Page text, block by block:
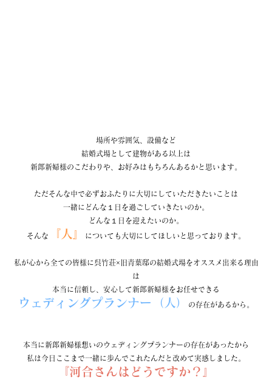
場所や雰囲気、設備など
結婚式場として建物がある以上は
新郎新婦様のこだわりや、お好みはもちろんあるかと思います。
ただそんな中で必ずおふたりに大切にしていただきたいことは
一緒にどんな１日を過ごしていきたいのか。
どんな１日を迎えたいのか。
そんな 『人』 についても大切にしてほしいと思っております。
私が心から全ての皆様に呉竹荘×旧青葉邸の結婚式場をオススメ出来る理由
は
本当に信頼し、安心して新郎新婦様をお任せできる
ウェディングプランナー（人） の存在があるから。
本当に新郎新婦様想いのウェディングプランナーの存在があったから
私は今日ここまで一緒に歩んでこれたんだと改めて実感しました。
『河合さんはどうですか？』